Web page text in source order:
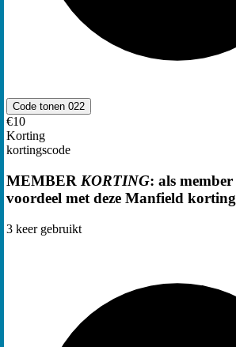
Code tonen 022
€10
Korting
kortingscode
MEMBER KORTING: als
voordeel met deze Manfield
3 keer gebruikt